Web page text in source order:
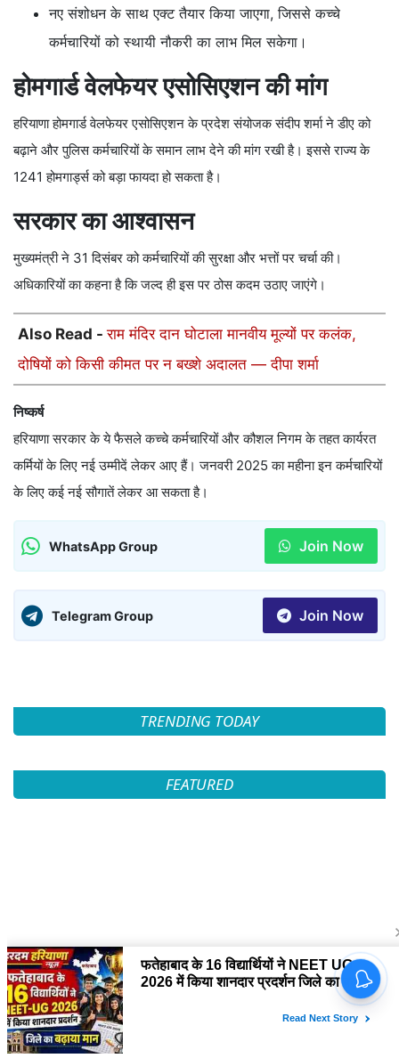
नए संशोधन के साथ एक्ट तैयार किया जाएगा, जिससे कच्चे
कर्मचारियों को स्थायी नौकरी का लाभ मिल सकेगा।
होमगार्ड वेलफेयर एसोसिएशन की मांग
हरियाणा होमगार्ड वेलफेयर एसोसिएशन के प्रदेश संयोजक संदीप शर्मा ने डीए को
बढ़ाने और पुलिस कर्मचारियों के समान लाभ देने की मांग रखी है। इससे राज्य के
1241 होमगार्ड्स को बड़ा फायदा हो सकता है।
सरकार का आश्वासन
मुख्यमंत्री ने 31 दिसंबर को कर्मचारियों की सुरक्षा और भत्तों पर चर्चा की।
अधिकारियों का कहना है कि जल्द ही इस पर ठोस कदम उठाए जाएंगे।
Also Read -राम मंदिर दान घोटाला मानवीय मूल्यों पर कलंक,
दोषियों को किसी कीमत पर न बख्शे अदालत — दीपा शर्मा
निष्कर्ष
हरियाणा सरकार के ये फैसले कच्चे कर्मचारियों और कौशल निगम के तहत कार्यरत
कर्मियों के लिए नई उम्मीदें लेकर आए हैं। जनवरी 2025 का महीना इन कर्मचारियों
के लिए कई नई सौगातें लेकर आ सकता है।
WhatsApp Group Join Now
Telegram Group Join Now
TRENDING TODAY
FEATURED